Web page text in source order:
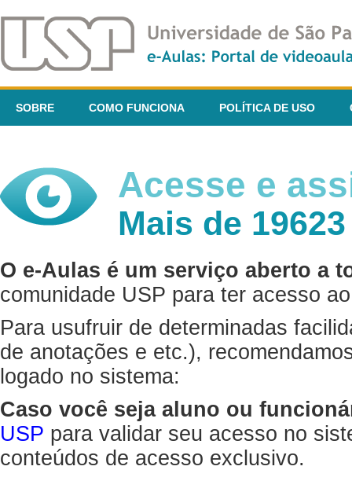
SOBRE COMO FUNCIONA POLÍTICA DE USO
Acesse e
Mais de
O e-Aulas é um serviço aberto a
comunidade USP para ter acesso
Para usufruir de determinadas
de anotações e etc.),
logado no sistema:
Caso você seja aluno ou
USP para validar seu acesso no
conteúdos de acesso exclusivo.